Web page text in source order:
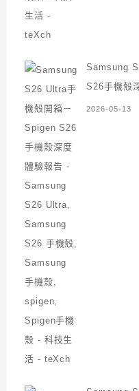
Samsung
S26手機殼
2026-05-13